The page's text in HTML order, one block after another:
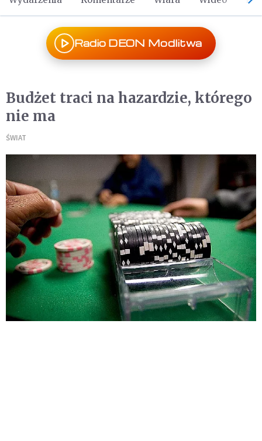
Radio DEON Modlitwa
Budżet traci na hazardzie, którego
nie ma
ŚWIAT